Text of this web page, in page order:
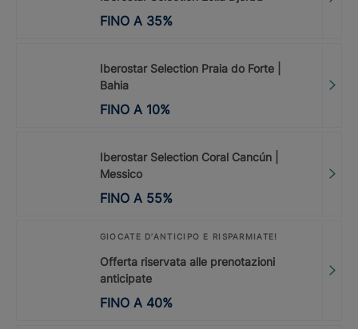
FINO A 35%
Iberostar Selection Praia do Forte |
Bahia
FINO A 10%
Iberostar Selection Coral Cancún |
Messico
FINO A 55%
GIOCATE D’ANTICIPO E RISPARMIATE!
Offerta riservata alle prenotazioni
anticipate
FINO A 40%